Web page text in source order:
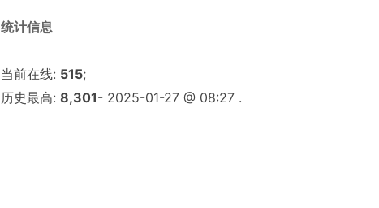
统计信息
当前在线: 515;
历史最高: 8,301- 2025-01-27 @ 08:27 .